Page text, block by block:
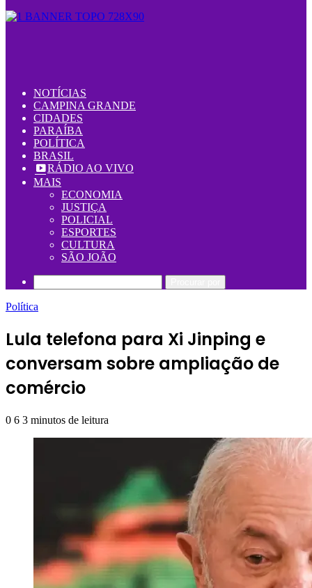
NOTÍCIAS
CAMPINA GRANDE
CIDADES
PARAÍBA
POLÍTICA
BRASIL
RÁDIO AO VIVO
MAIS
ECONOMIA
JUSTIÇA
POLICIAL
ESPORTES
CULTURA
SÃO JOÃO
Política
Lula telefona para Xi Jinping e
conversam sobre ampliação de
comércio
0 6 3 minutos de leitura